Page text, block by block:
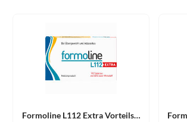
Formoline L112 Extra Vorteilspackung Tabletten 192 Stück